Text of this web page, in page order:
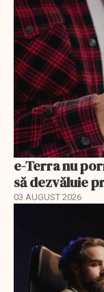
e-Terra nu
să dezvăluie
03 AUGUST 2026